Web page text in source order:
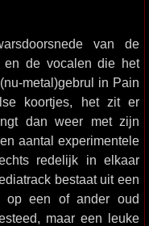
van de
en de vocalen die het
metal)gebrul in Pain
koortjes, het zit er
dan weer met zijn
aantal experimentele
redelijk in elkaar
bestaat uit een
op een of ander oud
maar een leuke